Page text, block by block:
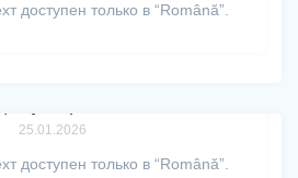
доступен только в “Română”.
25.01.2026
доступен только в “Română”.